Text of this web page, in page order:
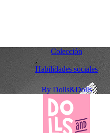
Colección
,
Habilidades sociales
ByDolls&Dolls